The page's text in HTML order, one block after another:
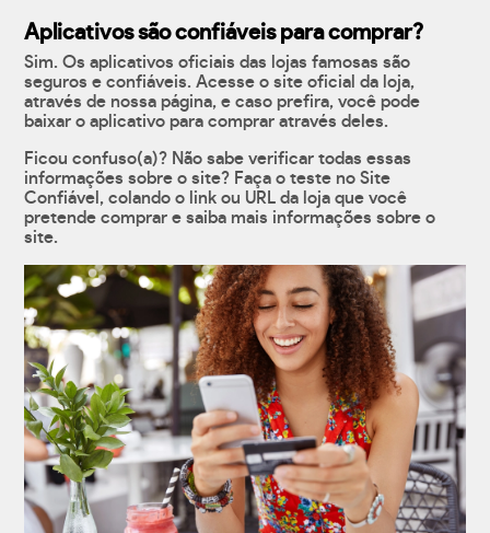
Aplicativos são confiáveis para comprar?
Sim. Os aplicativos oficiais das lojas famosas são
seguros e confiáveis. Acesse o site oficial da loja,
através de nossa página, e caso prefira, você pode
baixar o aplicativo para comprar através deles.
Ficou confuso(a)? Não sabe verificar todas essas
informações sobre o site? Faça o teste no Site
Confiável, colando o link ou URL da loja que você
pretende comprar e saiba mais informações sobre o
site.